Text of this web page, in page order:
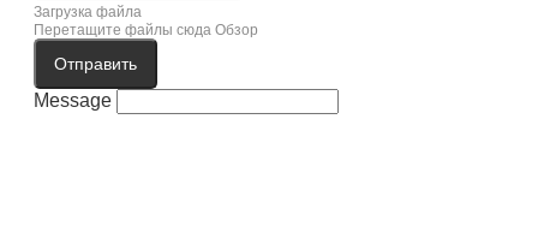
Загрузка файла
Перетащите файлы сюда Обзор
Отправить
Message